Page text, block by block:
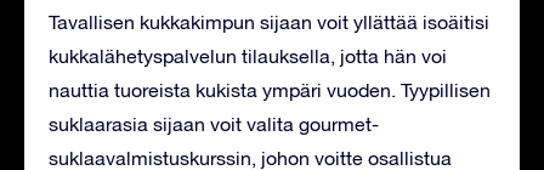
Tavallisen kukkakimpun sijaan voit yllättää isoäitisi
kukkalähetyspalvelun tilauksella, jotta hän voi
nauttia tuoreista kukista ympäri vuoden. Tyypillisen
suklaarasia sijaan voit valita gourmet-
suklaavalmistuskurssin, johon voitte osallistua